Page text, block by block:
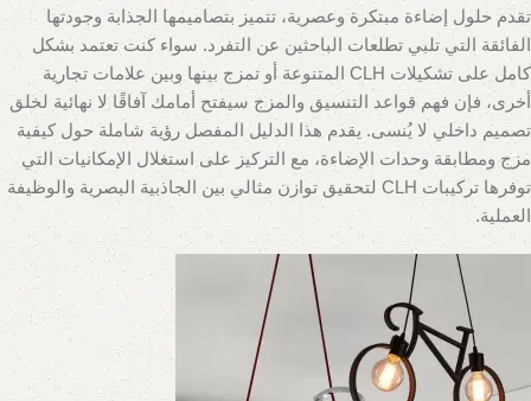
تقدم حلول إضاءة مبتكرة وعصرية، تتميز بتصاميمها الجذابة وجودتها
الفائقة التي تلبي تطلعات الباحثين عن التفرد. سواء كنت تعتمد بشكل
كامل على تشكيلات CLH المتنوعة أو تمزج بينها وبين علامات تجارية
أخرى، فإن فهم قواعد التنسيق والمزج سيفتح أمامك آفاقًا لا نهائية لخلق
تصميم داخلي لا يُنسى. يقدم هذا الدليل المفصل رؤية شاملة حول كيفية
مزج ومطابقة وحدات الإضاءة، مع التركيز على استغلال الإمكانيات التي
توفرها تركيبات CLH لتحقيق توازن مثالي بين الجاذبية البصرية والوظيفة
العملية.